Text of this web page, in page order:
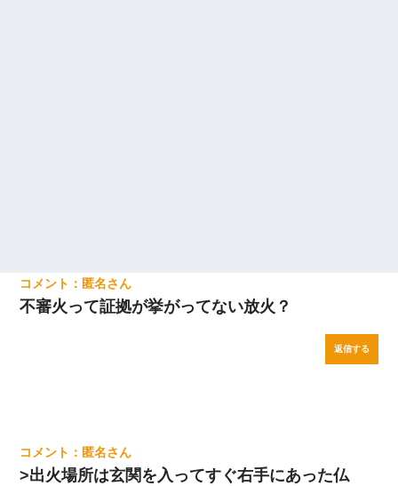
匿名
不審火って証拠が挙がってない放火？
返信する
匿名
>出火場所は玄関を入ってすぐ右手にあった仏